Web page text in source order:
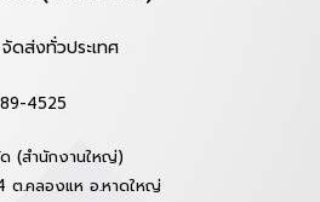
ดส่งทั่วประเทศ
4525
(สำนักงานใหญ่)
.คลองแห อ.หาดใหญ่